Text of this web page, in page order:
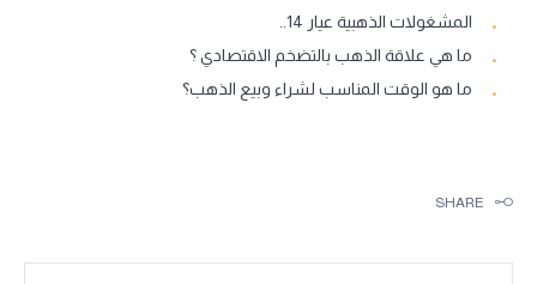
المشغولات الذهبية عيار 14..
ما هي علاقة الذهب بالتضخم الاقتصادي ؟
ما هو الوقت المناسب لشراء وبيع الذهب؟
SHARE